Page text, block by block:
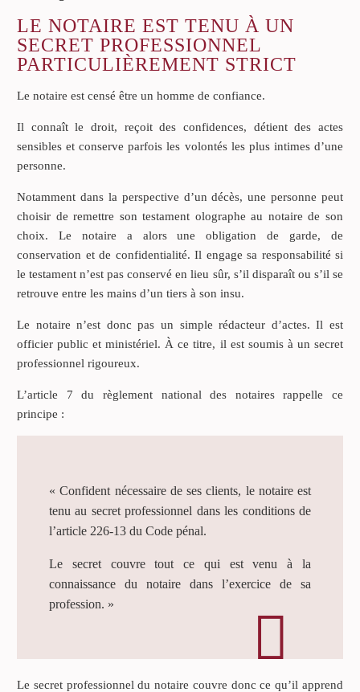
LE NOTAIRE EST TENU À UN
SECRET PROFESSIONNEL
PARTICULIÈREMENT STRICT
Le notaire est censé être un homme de confiance.
Il connaît le droit, reçoit des confidences, détient des actes
sensibles et conserve parfois les volontés les plus intimes d’une
personne.
Notamment dans la perspective d’un décès, une personne peut
choisir de remettre son testament olographe au notaire de son
choix. Le notaire a alors une obligation de garde, de
conservation et de confidentialité. Il engage sa responsabilité si
le testament n’est pas conservé en lieu sûr, s’il disparaît ou s’il se
retrouve entre les mains d’un tiers à son insu.
Le notaire n’est donc pas un simple rédacteur d’actes. Il est
officier public et ministériel. À ce titre, il est soumis à un secret
professionnel rigoureux.
L’article 7 du règlement national des notaires rappelle ce
principe :
« Confident nécessaire de ses clients, le notaire est
tenu au secret professionnel dans les conditions de
l’article 226-13 du Code pénal.
Le secret couvre tout ce qui est venu à la
connaissance du notaire dans l’exercice de sa
profession. »
Le secret professionnel du notaire couvre donc ce qu’il apprend